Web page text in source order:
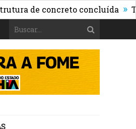
de concreto concluída » TSE